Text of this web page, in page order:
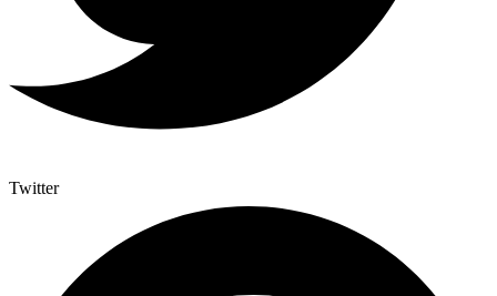
Twitter